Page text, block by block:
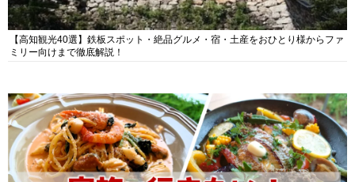
【高知観光40選】鉄板スポット・絶品グルメ・宿・土産をおひとり様からファ
ミリー向けまで徹底解説！